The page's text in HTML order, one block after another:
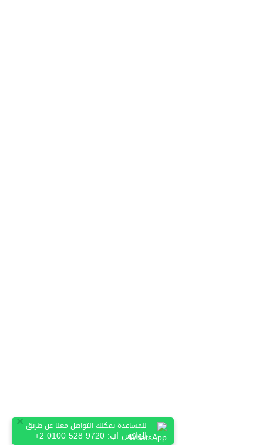
×للمساعدة يمكنك التواصل معنا عن طريق
الواتس اب: +2 0100 528 9720